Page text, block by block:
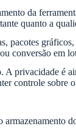
da
quanto a
pacotes
conversão em
privacidade é
controle sobre